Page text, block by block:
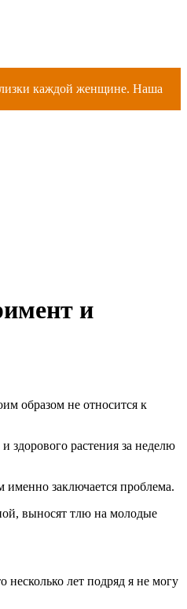
каждой женщине. Наша
и
образом не относится к
здорового растения за неделю
заключается проблема.
выносят тлю на молодые
несколько лет подряд я не могу